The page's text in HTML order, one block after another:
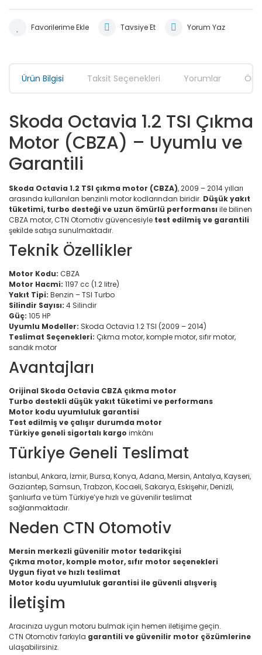
Tavsiye Et Yorum Yaz
Ürün Bilgisi Taksit Seçenekleri Yorumlar
Skoda Octavia 1.2 TSI Çıkma
Motor (CBZA) – Uyumlu ve
Garantili
Skoda Octavia 1.2 TSI çıkma motor (CBZA), 2009 – 2014 yılları
arasında kullanılan benzinli motor kodlarından biridir. Düşük yakıt
tüketimi, turbo desteği ve uzun ömürlü performansı ile bilinen
CBZA motor, CTN Otomotiv güvencesiyle test edilmiş ve garantili
şekilde satışa sunulmaktadır.
Teknik Özellikler
Motor Kodu: CBZA
Motor Hacmi: 1197 cc (1.2 litre)
Yakıt Tipi: Benzin – TSI Turbo
Silindir Sayısı: 4 Silindir
Güç: 105 HP
Uyumlu Modeller: Skoda Octavia 1.2 TSI (2009 – 2014)
Teslimat Seçenekleri: Çıkma motor, komple motor, sıfır motor,
sandık motor
Avantajları
Orijinal Skoda Octavia CBZA çıkma motor
Turbo destekli düşük yakıt tüketimi ve performans
Motor kodu uyumluluk garantisi
Test edilmiş ve çalışır durumda motor
Türkiye geneli sigortalı kargo imkânı
Türkiye Geneli Teslimat
İstanbul, Ankara, İzmir, Bursa, Konya, Adana, Mersin, Antalya, Kayseri,
Gaziantep, Samsun, Trabzon, Kocaeli, Sakarya, Eskişehir, Denizli,
Şanlıurfa ve tüm Türkiye’ye hızlı ve güvenilir teslimat
sağlanmaktadır.
Neden CTN Otomotiv
Mersin merkezli güvenilir motor tedarikçisi
Çıkma motor, komple motor, sıfır motor seçenekleri
Uygun fiyat ve hızlı teslimat
Motor kodu uyumluluk garantisi ile güvenli alışveriş
İletişim
Aracınıza uygun motoru bulmak için hemen iletişime geçin.
CTN Otomotiv farkıyla garantili ve güvenilir motor çözümlerine
ulaşabilirsiniz.